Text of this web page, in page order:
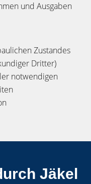
und Ausgaben
Zustandes
Dritter)
notwendigen
Jäkel